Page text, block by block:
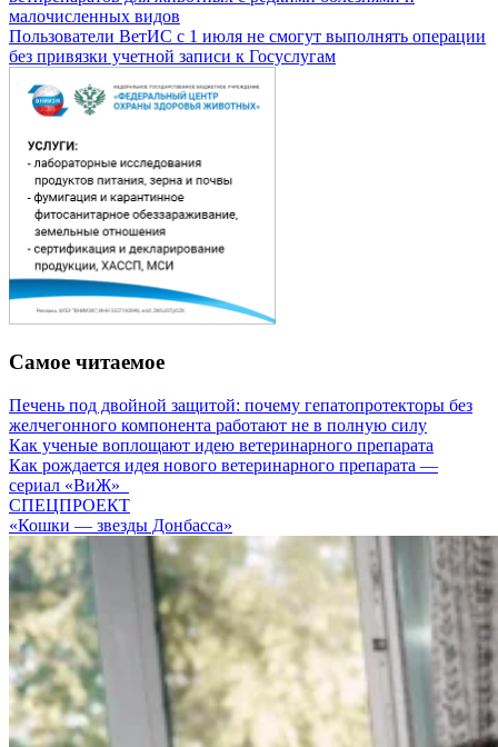
малочисленных видов
Пользователи ВетИС с 1 июля не смогут выполнять операции
без привязки учетной записи к Госуслугам
Самое читаемое
Печень под двойной защитой: почему гепатопротекторы без
желчегонного компонента работают не в полную силу
Как ученые воплощают идею ветеринарного препарата
Как рождается идея нового ветеринарного препарата —
сериал «ВиЖ»
СПЕЦПРОЕКТ
«Кошки — звезды Донбасса»